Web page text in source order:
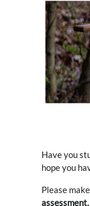
Have you
hope you
Please